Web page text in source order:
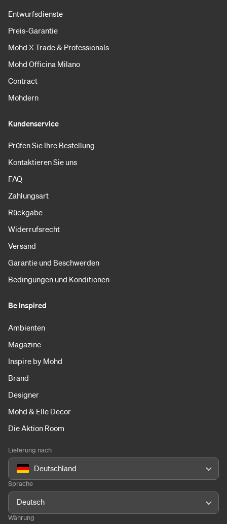
Entwurfsdienste
Preis-Garantie
Mohd X Trade & Professionals
Mohd Officina Milano
Contract
Mohdern
Kundenservice
Prüfen Sie Ihre Bestellung
Kontaktieren Sie uns
FAQ
Zahlungsart
Rückgabe
Widerrufsrecht
Versand
Garantie und Beschwerden
Bedingungen und Konditionen
Be Inspired
Ambienten
Magazine
Inspire by Mohd
Brand
Designer
Mohd & Elle Decor
Die Aktion Room
Lieferung nach
Deutschland
Sprache
Deutsch
Währung